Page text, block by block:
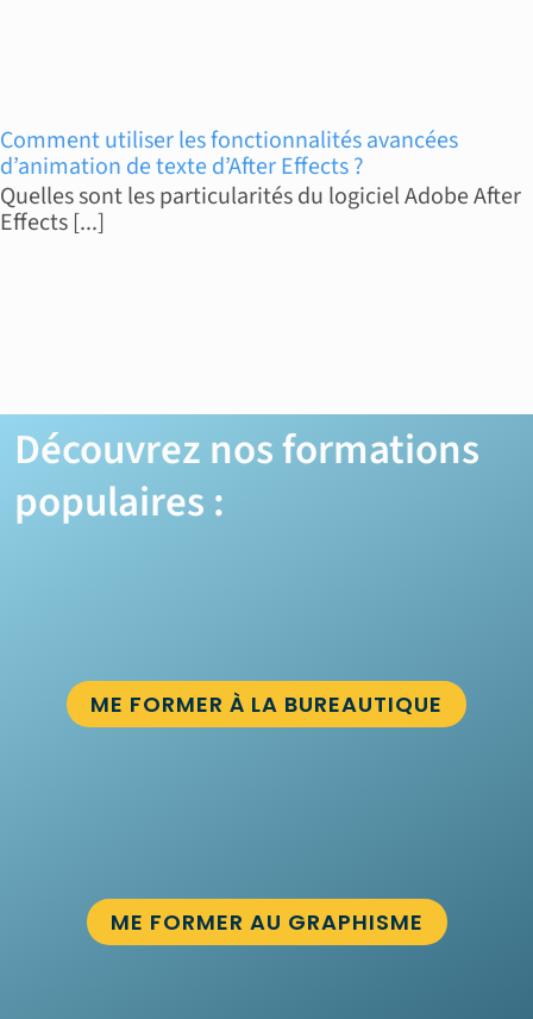
Comment utiliser les fonctionnalités avancées
d’animation de texte d’After Effects ?
Quelles sont les particularités du logiciel Adobe After
Effects [...]
Découvrez nos formations
populaires :
ME FORMER À LA BUREAUTIQUE
ME FORMER AU GRAPHISME